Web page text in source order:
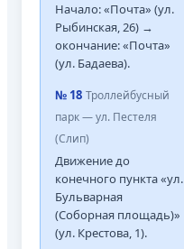
Начало: «Почта» (ул.
Рыбинская, 26) →
окончание: «Почта»
(ул. Бадаева).
№ 18 Троллейбусный
парк — ул. Пестеля
(Слип)
Движение до
конечного пункта «ул.
Бульварная
(Соборная площадь)»
(ул. Крестова, 1).